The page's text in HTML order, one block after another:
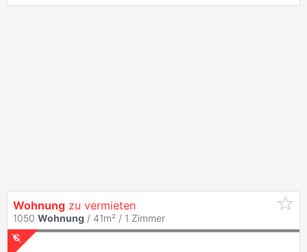
Wohnung zu vermieten
1050 Wohnung / 41m² / 1 Zimmer